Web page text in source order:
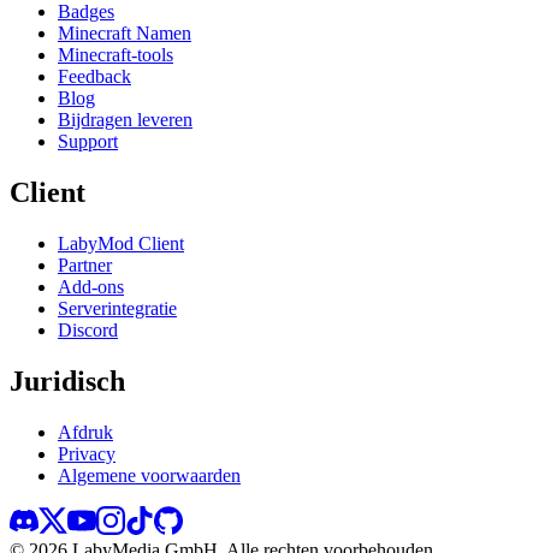
Badges
Minecraft Namen
Minecraft-tools
Feedback
Blog
Bijdragen leveren
Support
Client
LabyMod Client
Partner
Add-ons
Serverintegratie
Discord
Juridisch
Afdruk
Privacy
Algemene voorwaarden